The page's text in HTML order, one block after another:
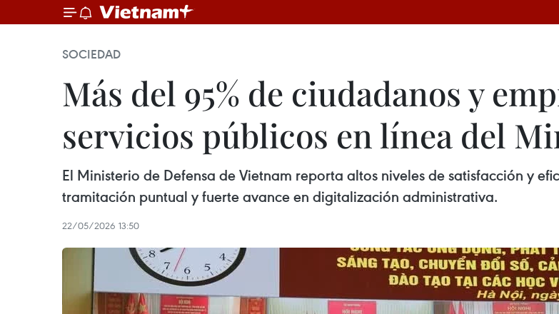
SOCIEDAD
Más del 95% de ciudadanos y
servicios públicos en línea del
El Ministerio de Defensa de Vietnam reporta altos niveles de satisfacción y
tramitación puntual y fuerte avance en digitalización administrativa.
22/05/2026 13:50